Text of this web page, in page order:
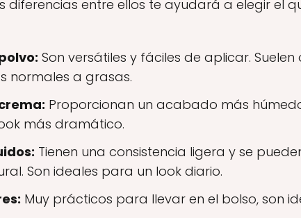
diferencias entre ellos te ayudará a elegir el
Son versátiles y fáciles de aplicar.
normales a grasas.
Proporcionan un acabado más
más dramático.
Tienen una consistencia ligera y se
Son ideales para un look diario.
Muy prácticos para llevar en el bolso, son